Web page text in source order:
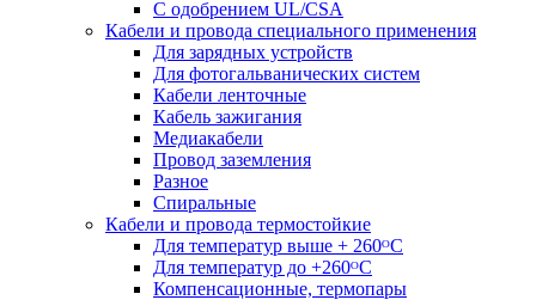
С одобрением UL/CSA
Кабели и провода специального применения
Для зарядных устройств
Для фотогальванических систем
Кабели ленточные
Кабель зажигания
Медиакабели
Провод заземления
Разное
Спиральные
Кабели и провода термостойкие
Для температур выше + 260ᴼС
Для температур до +260ᴼС
Компенсационные, термопары